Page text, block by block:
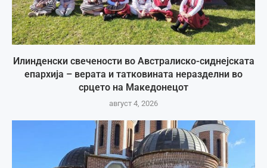
Илинденски свечености во Австралиско-сиднејската
епархија – верата и татковината неразделни во
срцето на Македонецот
август 4, 2026